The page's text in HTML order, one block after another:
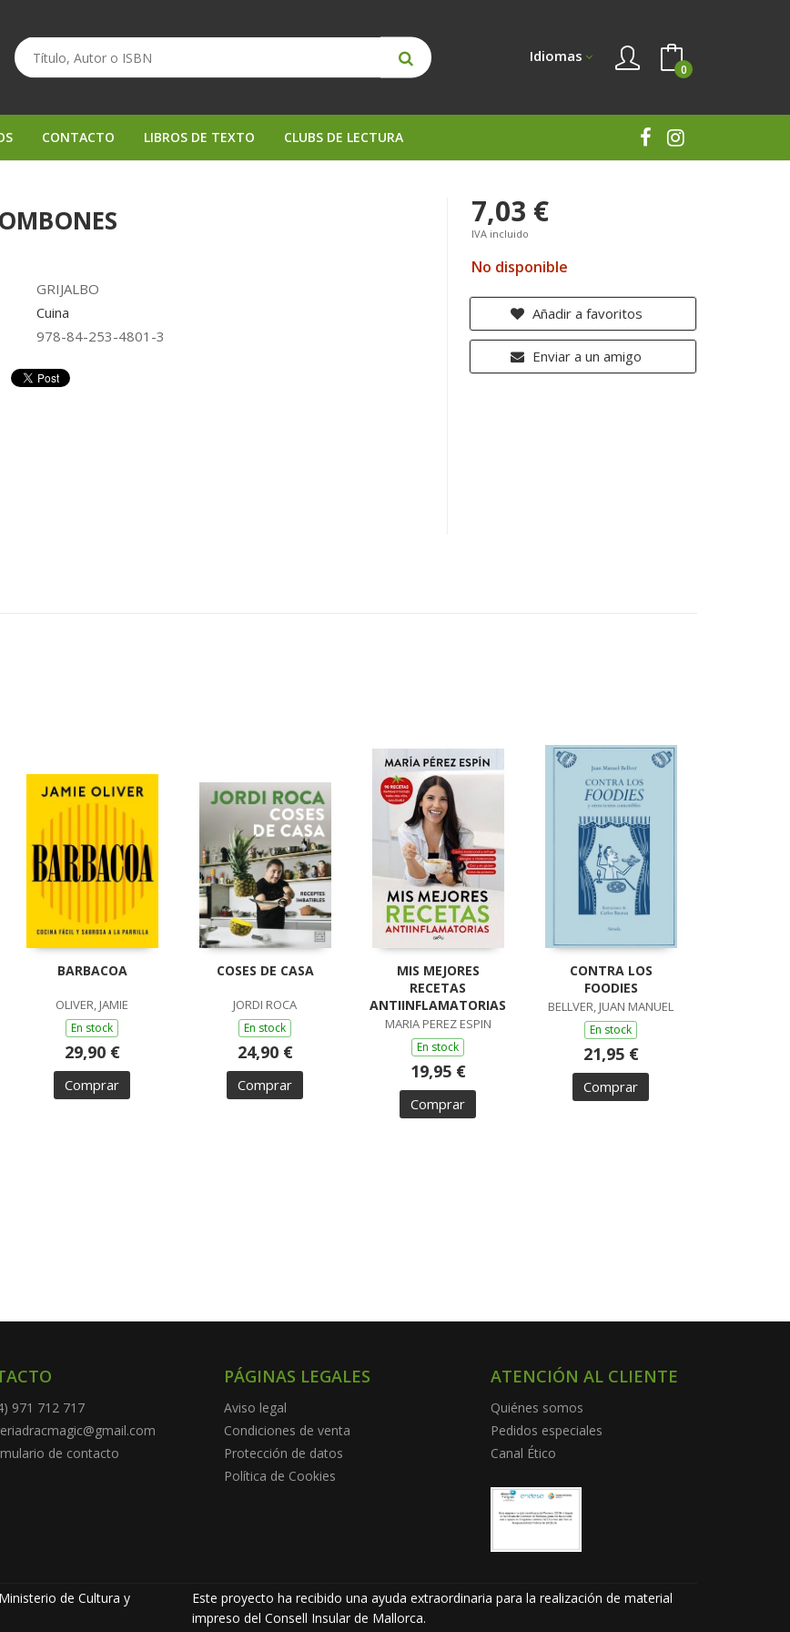
Idiomas
0
CONTACTO LIBROS DE TEXTO CLUBS DE LECTURA
GRIJALBO
Cuina
978-84-253-4801-3
7,03 €
IVA incluido
No disponible
Añadir a favoritos
Enviar a un amigo
BARBACOA
OLIVER, JAMIE
En stock
29,90 €
Comprar
COSES DE CASA
JORDI ROCA
En stock
24,90 €
Comprar
MIS MEJORES
RECETAS
ANTIINFLAMATORIAS
MARIA PEREZ ESPIN
En stock
19,95 €
Comprar
CONTRA LOS
FOODIES
BELLVER, JUAN MANUEL
En stock
21,95 €
Comprar
971 712 717
de contacto
PÁGINAS LEGALES
Aviso legal
Condiciones de venta
Protección de datos
Política de Cookies
ATENCIÓN AL CLIENTE
Quiénes somos
Pedidos especiales
Canal Ético
de Cultura y
Este proyecto ha recibido una ayuda extraordinaria para la realización de material
impreso del Consell Insular de Mallorca.